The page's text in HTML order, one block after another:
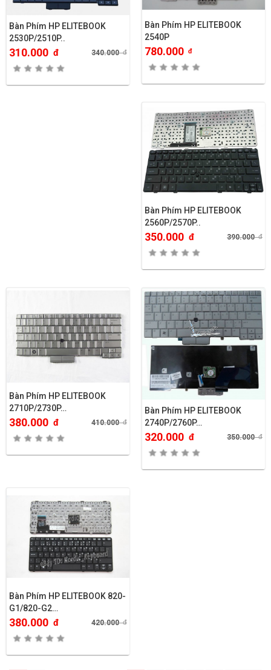
Bàn Phím HP ELITEBOOK
2530P/2510P..
310.000 đ 340.000đ
Bàn Phím HP ELITEBOOK
2540P
780.000 đ
Bàn Phím HP ELITEBOOK
2560P/2570P..
350.000 đ 390.000đ
Bàn Phím HP ELITEBOOK
2710P/2730P…
380.000 đ 410.000đ
Bàn Phím HP ELITEBOOK
2740P/2760P…
320.000 đ 350.000đ
Bàn Phím HP ELITEBOOK 820-
G1/820-G2…
380.000 đ 420.000đ